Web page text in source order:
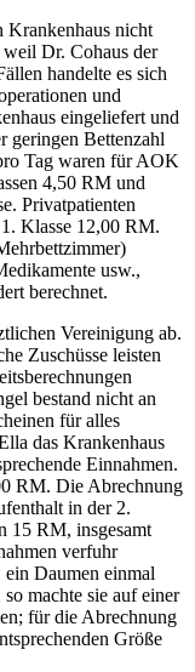
Krankenhaus nicht
Dr. Cohaus der
handelte es sich
und
eingeliefert und
geringen Bettenzahl
Tag waren für AOK
4,50 RM und
Privatpatienten
Klasse 12,00 RM.
usw.,
berechnet.
Vereinigung ab.
Zuschüsse leisten
bestand nicht an
für alles
das Krankenhaus
Einnahmen.
RM. Die Abrechnung
in der 2.
15 RM, insgesamt
verfuhr
Daumen einmal
machte sie auf einer
für die Abrechnung
Größe